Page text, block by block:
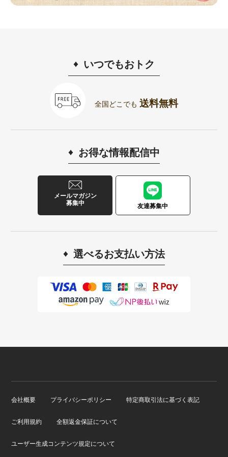
いつでもおトク
全国どこでも 送料無料
お得な情報配信中
メールマガジン
募集中
友達募集中
選べるお支払い方法
会社概要 プライバシーポリシー 特定商取引法に基づく表記
ご利用規約 全額返金保証について
ユーザー生成コンテンツ規定について